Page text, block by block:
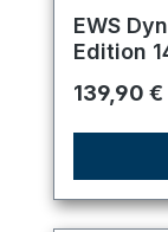
EWS
Edition
Regulärer
139,90 €